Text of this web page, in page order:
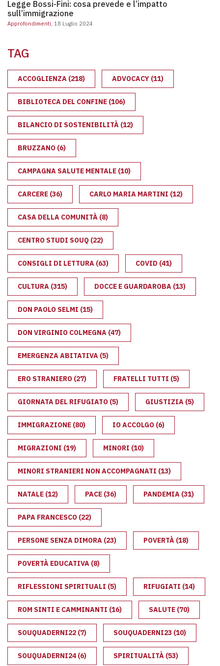
Legge Bossi-Fini: cosa prevede e l’impatto
sull’immigrazione
Approfondimenti, 18 Luglio 2024
TAG
ACCOGLIENZA (218) ADVOCACY (11)
BIBLIOTECA DEL CONFINE (106)
BILANCIO DI SOSTENIBILITÀ (12)
BRUZZANO (6)
CAMPAGNA SALUTE MENTALE (10)
CARCERE (36) CARLO MARIA MARTINI (12)
CASA DELLA COMUNITÀ (8)
CENTRO STUDI SOUQ (22)
CONSIGLI DI LETTURA (63) COVID (41)
CULTURA (315) DOCCE E GUARDAROBA (13)
DON PAOLO SELMI (15)
DON VIRGINIO COLMEGNA (47)
EMERGENZA ABITATIVA (5)
ERO STRANIERO (27) FRATELLI TUTTI (5)
GIORNATA DEL RIFUGIATO (5) GIUSTIZIA (5)
IMMIGRAZIONE (80) IO ACCOLGO (6)
MIGRAZIONI (19) MINORI (10)
MINORI STRANIERI NON ACCOMPAGNATI (13)
NATALE (12) PACE (36) PANDEMIA (31)
PAPA FRANCESCO (22)
PERSONE SENZA DIMORA (23) POVERTÀ (18)
POVERTÀ EDUCATIVA (8)
RIFLESSIONI SPIRITUALI (5) RIFUGIATI (14)
ROM SINTI E CAMMINANTI (16) SALUTE (70)
SOUQUADERNI22 (7) SOUQUADERNI23 (10)
SOUQUADERNI24 (6) SPIRITUALITÀ (53)